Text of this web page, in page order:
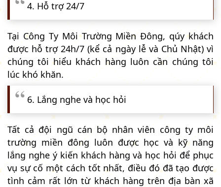
4. Hỗ trợ 24/7
Tại Công Ty Môi Trường Miền Đông, qúy khách
được hỗ trợ 24h/7 (kể cả ngày lễ và Chủ Nhật) vì
chúng tôi hiểu khách hàng luôn cần chúng tôi
lúc khó khăn.
6. Lắng nghe và học hỏi
Tất cả đội ngũ cán bộ nhân viên công ty môi
trường miền đông luôn được học và kỹ năng
lắng nghe ý kiến khách hàng và học hỏi để phục
vụ sự cố một cách tốt nhất, điều đó đã tạo được
tình cảm rất lớn từ khách hàng trên địa bàn xã